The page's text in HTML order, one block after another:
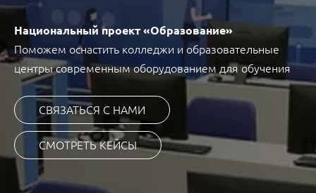
Национальный проект «Образование»
Поможем оснастить колледжи и образовательные
центры современным оборудованием для обучения
СВЯЗАТЬСЯ С НАМИ
СМОТРЕТЬ КЕЙСЫ